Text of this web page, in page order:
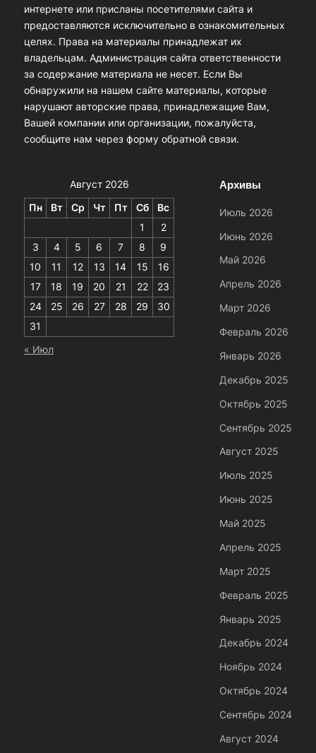
интернете или присланы посетителями сайта и
предоставляются исключительно в ознакомительных
целях. Права на материалы принадлежат их
владельцам. Администрация сайта ответственности
за содержание материала не несет. Если Вы
обнаружили на нашем сайте материалы, которые
нарушают авторские права, принадлежащие Вам,
Вашей компании или организации, пожалуйста,
сообщите нам через форму обратной связи.
Август 2026
Пн Вт Ср Чт Пт Сб
Вс
1
2
3
4 5 6 7 8
9
10
11 12 13 14 15
16
17
18 19 20 21 22
23
24
25 26 27 28 29
30
31
« Июл
Архивы
Июль 2026
Июнь 2026
Май 2026
Апрель 2026
Март 2026
Февраль 2026
Январь 2026
Декабрь 2025
Октябрь 2025
Сентябрь 2025
Август 2025
Июль 2025
Июнь 2025
Май 2025
Апрель 2025
Март 2025
Февраль 2025
Январь 2025
Декабрь 2024
Ноябрь 2024
Октябрь 2024
Сентябрь 2024
Август 2024